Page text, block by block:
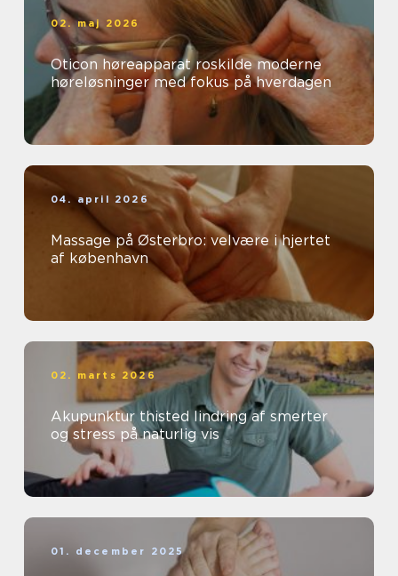
02. maj 2026
Oticon høreapparat roskilde moderne
høreløsninger med fokus på hverdagen
04. april 2026
Massage på Østerbro: velvære i hjertet
af københavn
02. marts 2026
Akupunktur thisted lindring af smerter
og stress på naturlig vis
01. december 2025